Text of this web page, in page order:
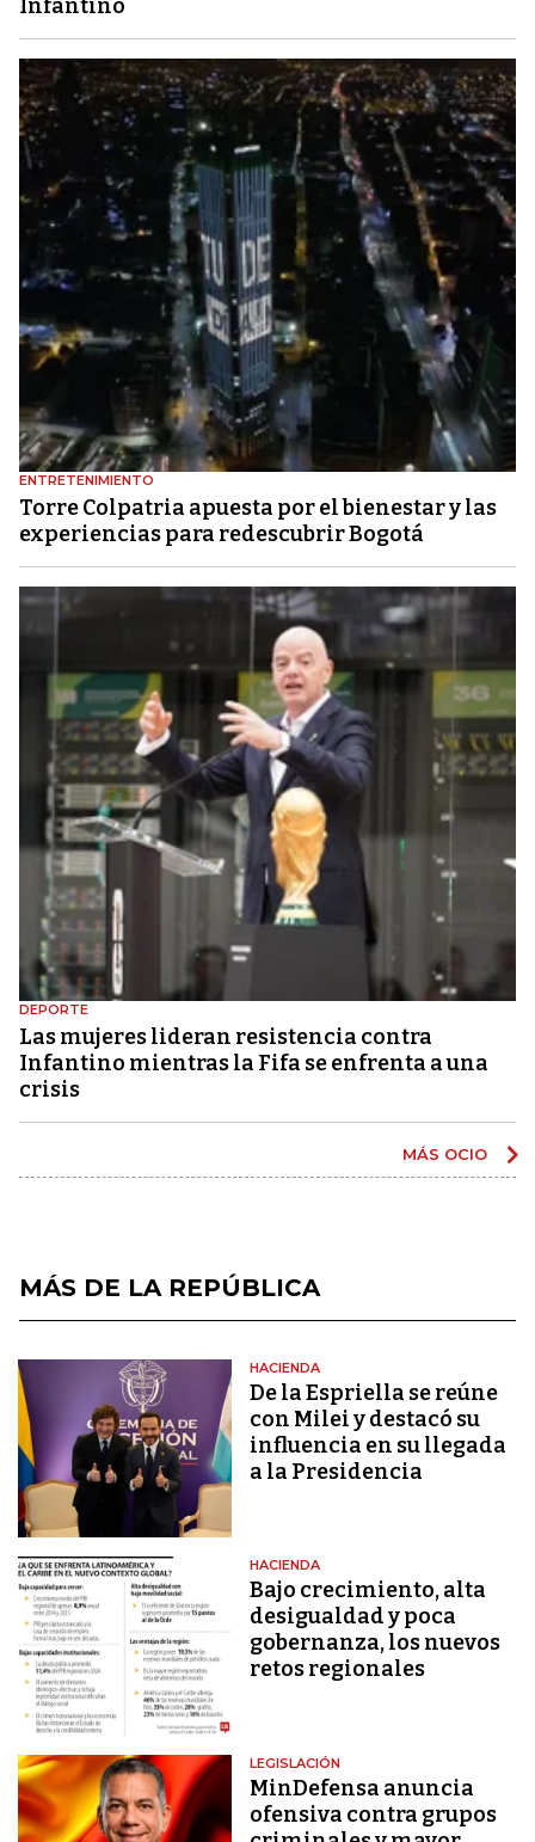
Infantino
ENTRETENIMIENTO
Torre Colpatria apuesta por el bienestar y las
experiencias para redescubrir Bogotá
DEPORTE
Las mujeres lideran resistencia contra
Infantino mientras la Fifa se enfrenta a una
crisis
MÁS OCIO
MÁS DE LA REPÚBLICA
HACIENDA
De la Espriella se reúne
con Milei y destacó su
influencia en su llegada
a la Presidencia
HACIENDA
Bajo crecimiento, alta
desigualdad y poca
gobernanza, los nuevos
retos regionales
LEGISLACIÓN
MinDefensa anuncia
ofensiva contra grupos